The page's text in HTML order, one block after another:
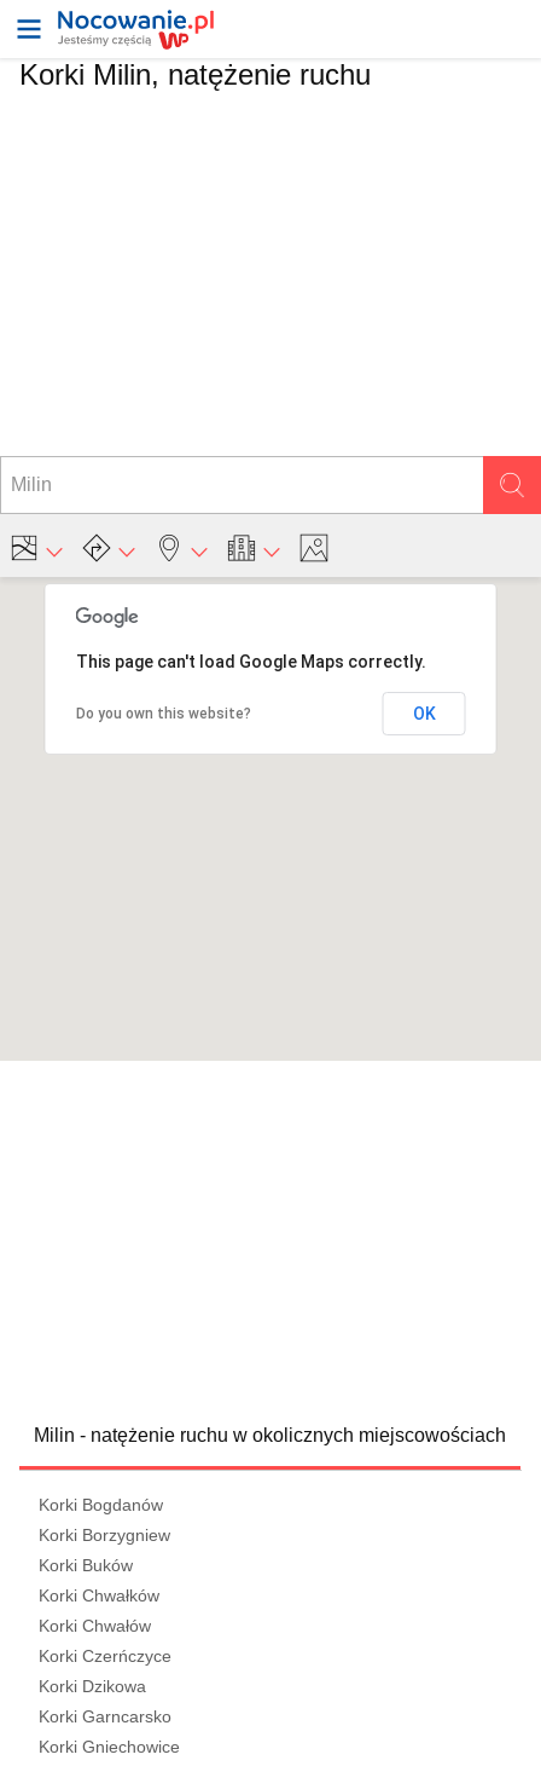
Korki Milin, natężenie ruchu
This page can't load Google Maps correctly.
Do you own this website? OK
Milin - natężenie ruchu w okolicznych miejscowościach
Korki Bogdanów
Korki Borzygniew
Korki Buków
Korki Chwałków
Korki Chwałów
Korki Czerńczyce
Korki Dzikowa
Korki Garncarsko
Korki Gniechowice